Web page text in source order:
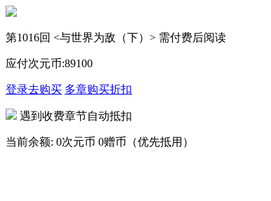
第1016回 <与世界为敌（下）> 需付费后阅读
应付次元币:89100
登录去购买 多章购买折扣
遇到收费章节自动抵扣
当前余额: 0次元币 0赠币（优先抵用）